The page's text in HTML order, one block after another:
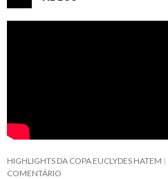
HIGHLIGHTS DA COPA EUCLYDES HATEM
COMENTÁRIO